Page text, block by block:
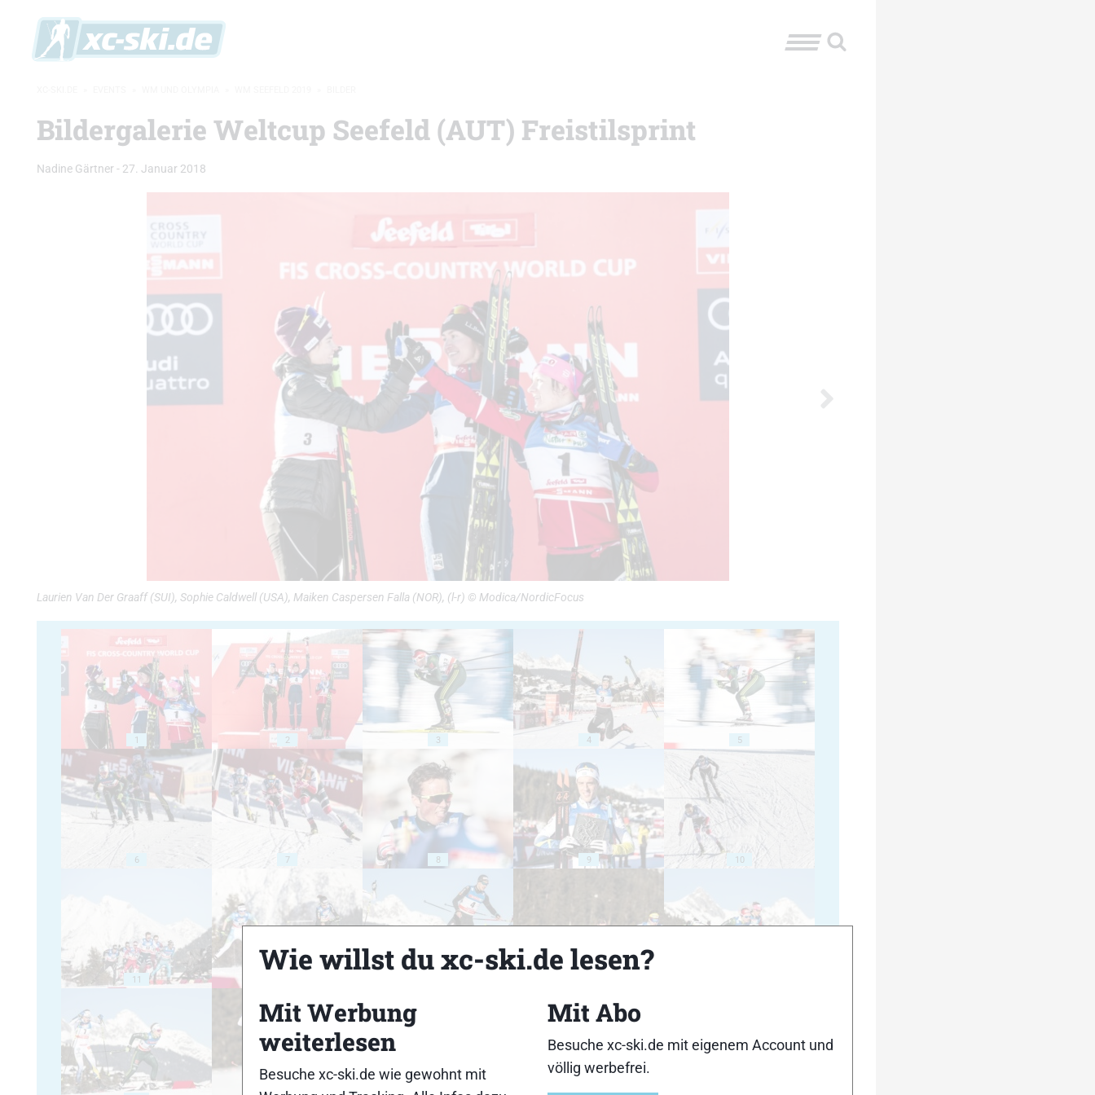
Bildergalerie Weltcup Seefeld (AUT) Freistilsprint
Nadine Gärtner - 27. Januar 2018
Laurien Van Der Graaff (SUI), Sophie Caldwell (USA), Maiken Caspersen Falla (NOR), (l-r) © Modica/NordicFocus
1 2 3 4 5
6 7 8 9 10
11
Wie willst du xc-ski.de lesen?
Mit Werbung
weiterlesen
Besuche xc-ski.de wie gewohnt mit
Mit Abo
Besuche xc-ski.de mit eigenem Account und
völlig werbefrei.